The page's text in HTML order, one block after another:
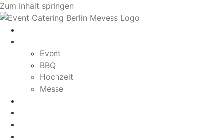
Zum Inhalt springen
Event
BBQ
Hochzeit
Messe